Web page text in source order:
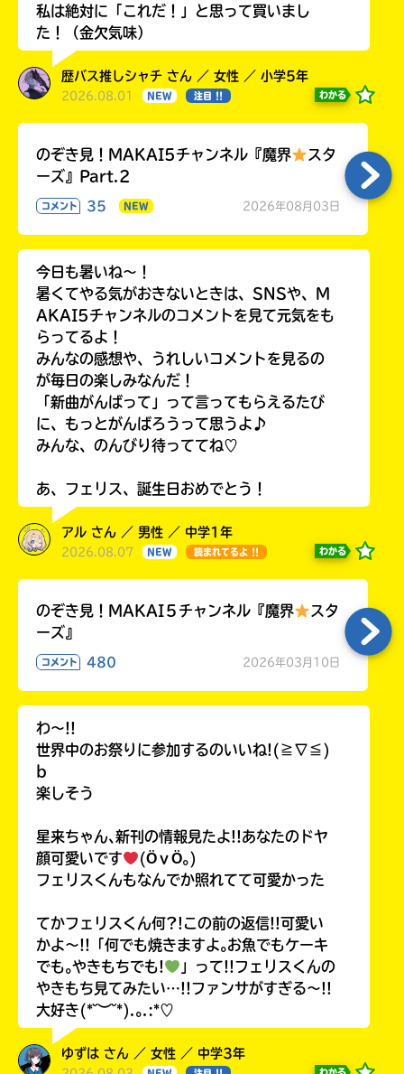
私は絶対に「これだ！」と思って買いまし
た！（金欠気味）
歴バス推しシャチ さん ／ 女性 ／ 小学5年
2026.08.01 NEW 注目 !! わかる
のぞき見！MAKAI5チャンネル『魔界
スタ
ーズ』Part.2
コメント 35 NEW 2026年08月03日
今日も暑いね〜！
暑くてやる気がおきないときは、SNSや、M
AKAI5チャンネルのコメントを見て元気をも
らってるよ！
みんなの感想や、うれしいコメントを見るの
が毎日の楽しみなんだ！
「新曲がんばって」って言ってもらえるたび
に、もっとがんばろうって思うよ♪
みんな、のんびり待っててね♡
あ、フェリス、誕生日おめでとう！
アル さん ／ 男性 ／ 中学1年
2026.08.07 NEW 読まれてるよ !! わかる
のぞき見！MAKAI５チャンネル『魔界
スタ
ーズ』
コメント 480 2026年03月10日
わ〜!!
世界中のお祭りに参加するのいいね!(≧∇≦)
b
楽しそう
星来ちゃん､新刊の情報見たよ!!あなたのドヤ
顔可愛いです
(ӦｖӦ｡)
フェリスくんもなんでか照れてて可愛かった
てかフェリスくん何?!この前の返信!!可愛い
かよ〜!!「何でも焼きますよ｡お魚でもケーキ
でも｡やきもちでも!
」って!!フェリスくんの
やきもち見てみたい…!!ファンサがすぎる〜!!
大好き(*˘︶˘*).｡.:*♡
ゆずは さん ／ 女性 ／ 中学3年